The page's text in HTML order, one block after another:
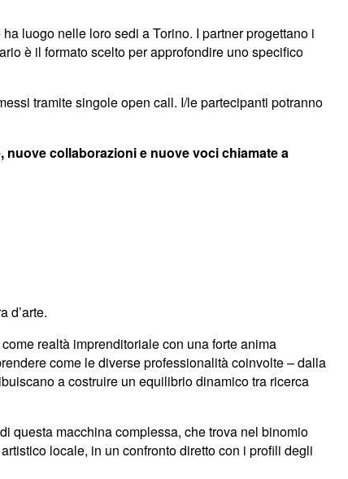
luogo nelle loro sedi a Torino. I partner progettano i
è il formato scelto per approfondire uno specifico
tramite singole open call. I/le partecipanti potranno
collaborazioni e nuove voci chiamate a
d’arte.
realtà imprenditoriale con una forte anima
come le diverse professionalità coinvolte – dalla
a costruire un equilibrio dinamico tra ricerca
questa macchina complessa, che trova nel binomio
locale, in un confronto diretto con i profili degli